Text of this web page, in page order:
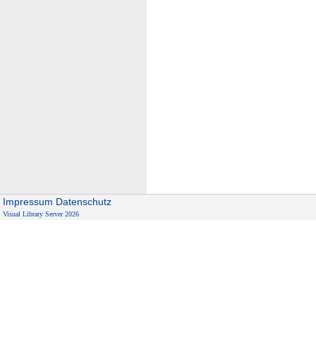
Impressum Datenschutz
Visual Library Server 2026